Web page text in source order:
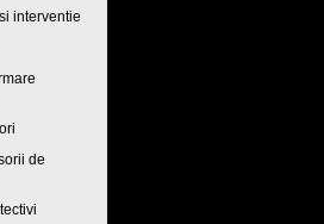
interventie
de